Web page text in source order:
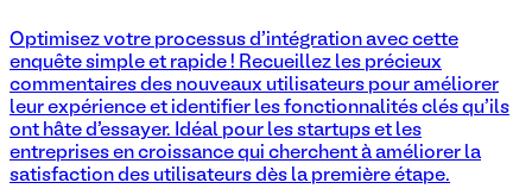
Optimisez votre processus d'intégration avec cette
enquête simple et rapide ! Recueillez les précieux
commentaires des nouveaux utilisateurs pour améliorer
leur expérience et identifier les fonctionnalités clés qu'ils
ont hâte d'essayer. Idéal pour les startups et les
entreprises en croissance qui cherchent à améliorer la
satisfaction des utilisateurs dès la première étape.